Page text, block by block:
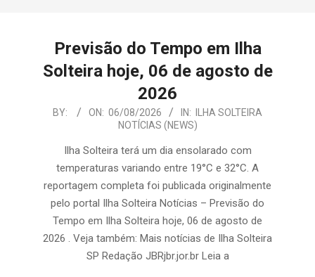
Previsão do Tempo em Ilha
Solteira hoje, 06 de agosto de
2026
2026-
BY: ON: 06/08/2026 IN:
ILHA SOLTEIRA
NOTÍCIAS (NEWS)
Ilha Solteira terá um dia ensolarado com
temperaturas variando entre 19°C e 32°C. A
reportagem completa foi publicada originalmente
pelo portal Ilha Solteira Notícias – Previsão do
Tempo em Ilha Solteira hoje, 06 de agosto de
2026 . Veja também: Mais notícias de Ilha Solteira
SP Redação JBRjbr.jor.br Leia a